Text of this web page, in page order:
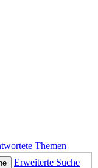
Themen
Erweiterte Suche